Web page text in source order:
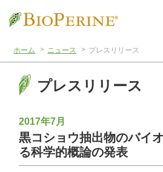
ホーム ニュース プレスリリース
プレスリリース
2017年7月
黒コショウ抽出物のバイ
る科学的概論の発表